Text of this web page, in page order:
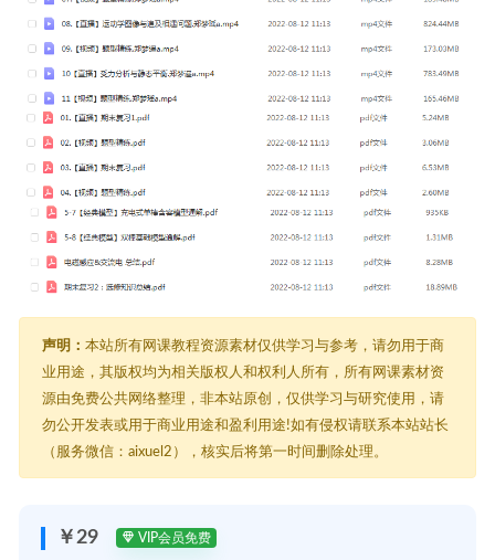
声明： 本站所有网课教程资源素材仅供学习与参考，请勿用于商
业用途，其版权均为相关版权人和权利人所有，所有网课素材资
源由免费公共网络整理，非本站原创，仅供学习与研究使用，请
勿公开发表或用于商业用途和盈利用途!如有侵权请联系本站站长
（服务微信：aixuel2），核实后将第一时间删除处理。
￥29 VIP会员免费